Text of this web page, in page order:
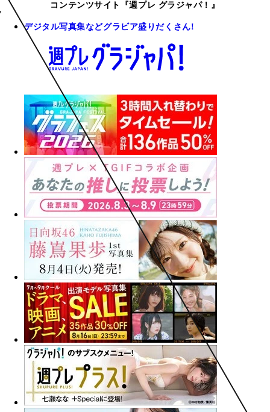
コンテンツサイト『週プレ グラジャパ！』
デジタル写真集などグラビア盛りだくさん!